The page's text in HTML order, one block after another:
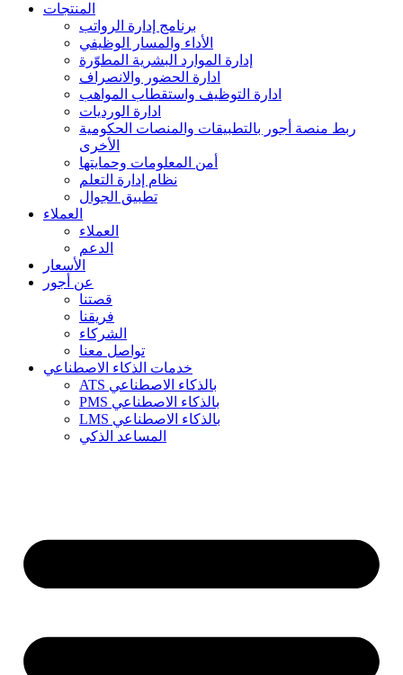
المنتجات
برنامج إدارة الرواتب
الأداء والمسار الوظيفي
إدارة الموارد البشرية المطوّرة
ادارة الحضور والانصراف
ادارة التوظيف واستقطاب المواهب
ادارة الورديات
ربط منصة أجور بالتطبيقات والمنصات الحكومية
الأخرى
أمن المعلومات وحمايتها
نظام إدارة التعلم
تطبيق الجوال
العملاء
العملاء
الدعم
الأسعار
عن أجور
قصتنا
فريقنا
الشركاء
تواصل معنا
خدمات الذكاء الاصطناعي
ATS بالذكاء الاصطناعي
PMS بالذكاء الاصطناعي
LMS بالذكاء الاصطناعي
المساعد الذكي